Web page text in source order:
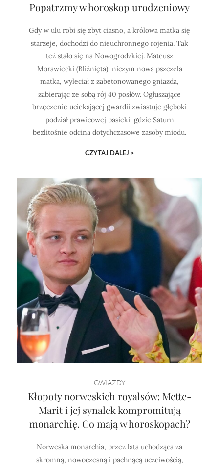
Popatrzmy w horoskop urodzeniowy
Gdy w ulu robi się zbyt ciasno, a królowa matka się
starzeje, dochodzi do nieuchronnego rojenia. Tak
też stało się na Nowogrodzkiej. Mateusz
Morawiecki (Bliźnięta), niczym nowa pszczela
matka, wyleciał z zabetonowanego gniazda,
zabierając ze sobą rój 40 posłów. Ogłuszające
brzęczenie uciekającej gwardii zwiastuje głęboki
podział prawicowej pasieki, gdzie Saturn
bezlitośnie odcina dotychczasowe zasoby miodu.
CZYTAJ DALEJ >
GWIAZDY
Kłopoty norweskich royalsów: Mette-
Marit i jej synalek kompromitują
monarchię. Co mają w horoskopach?
Norweska monarchia, przez lata uchodząca za
skromną, nowoczesną i pachnącą uczciwością,